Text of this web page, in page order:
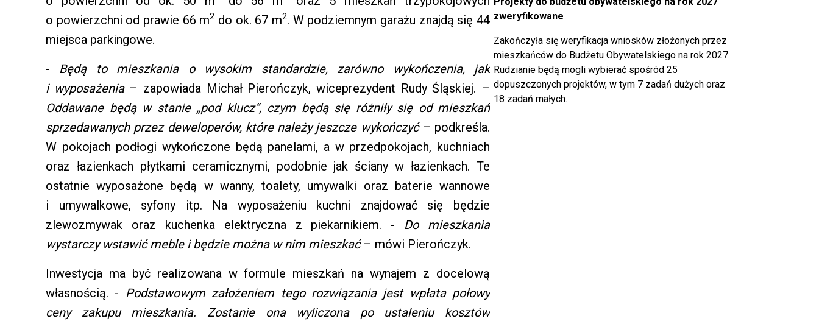
o powierzchni od prawie 66 m2 do ok. 67 m2. W podziemnym garażu znajdą się 44
miejsca parkingowe.
- Będą to mieszkania o wysokim standardzie, zarówno wykończenia, jak
i wyposażenia– zapowiada Michał Pierończyk, wiceprezydent Rudy Śląskiej. –
Oddawane będą w stanie „pod klucz”, czym będą się różniły się od mieszkań
sprzedawanych przez deweloperów, które należy jeszcze wykończyć– podkreśla.
W pokojach podłogi wykończone będą panelami, a w przedpokojach, kuchniach
oraz łazienkach płytkami ceramicznymi, podobnie jak ściany w łazienkach. Te
ostatnie wyposażone będą w wanny, toalety, umywalki oraz baterie wannowe
i umywalkowe, syfony itp. Na wyposażeniu kuchni znajdować się będzie
zlewozmywak oraz kuchenka elektryczna z piekarnikiem. - Do mieszkania
wystarczy wstawić meble i będzie można w nim mieszkać– mówi Pierończyk.
Inwestycja ma być realizowana w formule mieszkań na wynajem z docelową
własnością. - Podstawowym założeniem tego rozwiązania jest wpłata połowy
ceny zakupu mieszkania. Zostanie ona wyliczona po ustaleniu kosztów
zweryfikowane
Zakończyła się weryfikacja wniosków złożonych przez
mieszkańców do Budżetu Obywatelskiego na rok 2027.
Rudzianie będą mogli wybierać spośród 25
dopuszczonych projektów, w tym 7 zadań dużych oraz
18 zadań małych.